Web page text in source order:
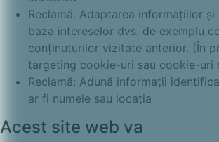
Reclamă: Adaptarea informațiilor
baza intereselor dvs. de exemplu
conținuturilor vizitate anterior. (În
targeting cookie-uri sau cookie-uri
Reclamă: Adună informații
ar fi numele sau locația
Acest site web va